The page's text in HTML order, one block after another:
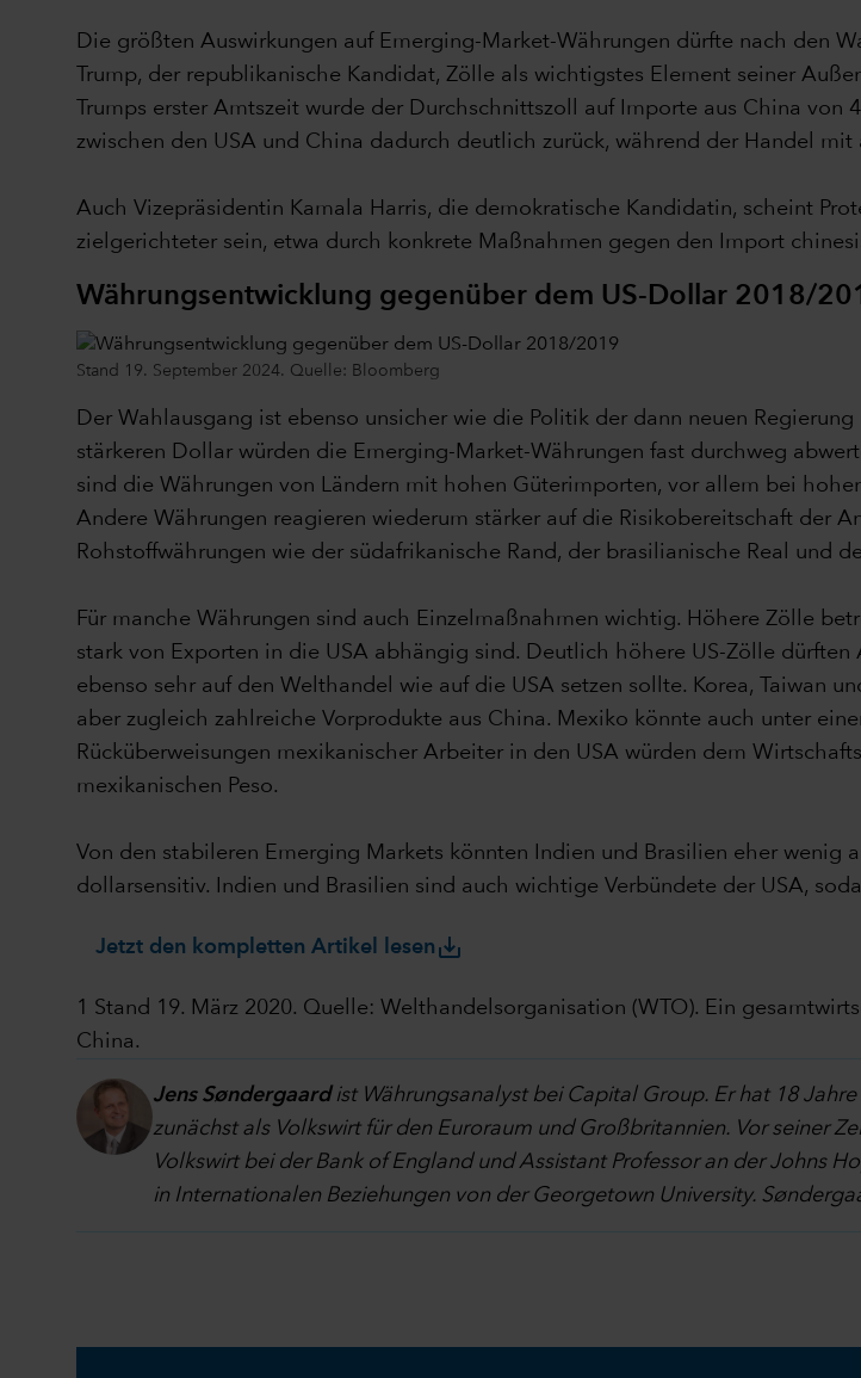
Die größten Auswirkungen auf Emerging-Market-Währungen dürfte nach den
Trump, der republikanische Kandidat, Zölle als wichtigstes Element seiner
Trumps erster Amtszeit wurde der Durchschnittszoll auf Importe aus China von
zwischen den USA und China dadurch deutlich zurück, während der Handel
Auch Vizepräsidentin Kamala Harris, die demokratische Kandidatin, scheint
zielgerichteter sein, etwa durch konkrete Maßnahmen gegen den Import
Währungsentwicklung gegenüber dem US-Dollar 2018/
Stand 19. September 2024. Quelle: Bloomberg
Der Wahlausgang ist ebenso unsicher wie die Politik der dann neuen
stärkeren Dollar würden die Emerging-Market-Währungen fast durchweg
sind die Währungen von Ländern mit hohen Güterimporten, vor allem bei
Andere Währungen reagieren wiederum stärker auf die Risikobereitschaft der
Rohstoffwährungen wie der südafrikanische Rand, der brasilianische Real und
Für manche Währungen sind auch Einzelmaßnahmen wichtig. Höhere Zölle
stark von Exporten in die USA abhängig sind. Deutlich höhere US-Zölle
ebenso sehr auf den Welthandel wie auf die USA setzen sollte. Korea, Taiwan
aber zugleich zahlreiche Vorprodukte aus China. Mexiko könnte auch unter
Rücküberweisungen mexikanischer Arbeiter in den USA würden dem
mexikanischen Peso.
Von den stabileren Emerging Markets könnten Indien und Brasilien eher wenig
dollarsensitiv. Indien und Brasilien sind auch wichtige Verbündete der USA,
Jetzt den kompletten Artikel lesen save_alt
1 Stand 19. März 2020. Quelle: Welthandelsorganisation (WTO). Ein
China.
Jens Søndergaardist Währungsanalyst bei Capital Group. Er hat 18
zunächst als Volkswirt für den Euroraum und Großbritannien. Vor seiner
Volkswirt bei der Bank of England und Assistant Professor an der Johns
in Internationalen Beziehungen von der Georgetown University.